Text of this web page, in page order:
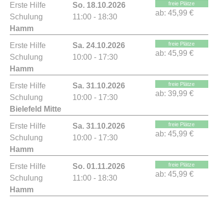
Erste Hilfe
Schulung
Hamm
So. 18.10.2026
11:00 - 18:30
freie Plätze
ab: 45,99 €
Erste Hilfe
Schulung
Hamm
Sa. 24.10.2026
10:00 - 17:30
freie Plätze
ab: 45,99 €
Erste Hilfe
Schulung
Bielefeld Mitte
Sa. 31.10.2026
10:00 - 17:30
freie Plätze
ab: 39,99 €
Erste Hilfe
Schulung
Hamm
Sa. 31.10.2026
10:00 - 17:30
freie Plätze
ab: 45,99 €
Erste Hilfe
Schulung
Hamm
So. 01.11.2026
11:00 - 18:30
freie Plätze
ab: 45,99 €